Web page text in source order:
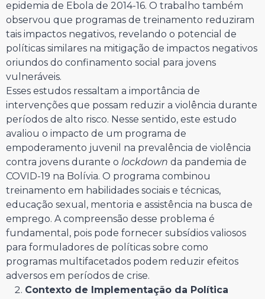
epidemia de Ebola de 2014-16. O trabalho também
observou que programas de treinamento reduziram
tais impactos negativos, revelando o potencial de
políticas similares na mitigação de impactos negativos
oriundos do confinamento social para jovens
vulneráveis.
Esses estudos ressaltam a importância de
intervenções que possam reduzir a violência durante
períodos de alto risco. Nesse sentido, este estudo
avaliou o impacto de um programa de
empoderamento juvenil na prevalência de violência
contra jovens durante o lockdown da pandemia de
COVID-19 na Bolívia. O programa combinou
treinamento em habilidades sociais e técnicas,
educação sexual, mentoria e assistência na busca de
emprego. A compreensão desse problema é
fundamental, pois pode fornecer subsídios valiosos
para formuladores de políticas sobre como
programas multifacetados podem reduzir efeitos
adversos em períodos de crise.
Contexto de Implementação da Política